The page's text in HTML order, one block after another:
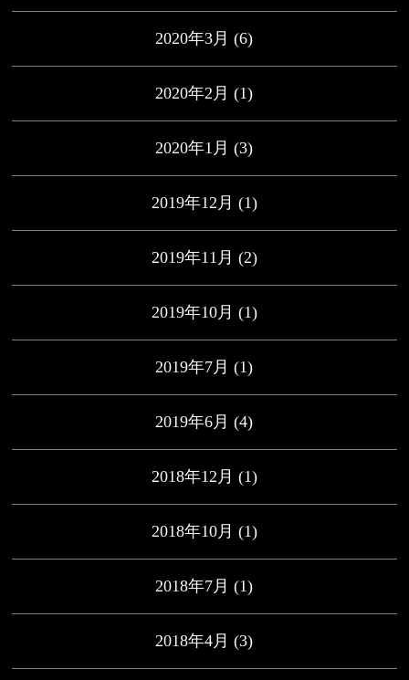
2020年3月 (6)
2020年2月 (1)
2020年1月 (3)
2019年12月 (1)
2019年11月 (2)
2019年10月 (1)
2019年7月 (1)
2019年6月 (4)
2018年12月 (1)
2018年10月 (1)
2018年7月 (1)
2018年4月 (3)